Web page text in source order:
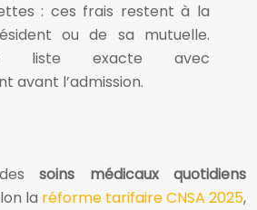
: ces frais restent à la
ou de sa mutuelle.
liste exacte avec
avant l’admission.
dessoins médicaux quotidiens
la réforme tarifaire CNSA 2025,